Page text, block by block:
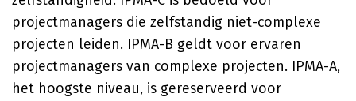
projectmanagers die zelfstandig niet-complexe
projecten leiden. IPMA-B geldt voor ervaren
projectmanagers van complexe projecten. IPMA-A,
het hoogste niveau, is gereserveerd voor